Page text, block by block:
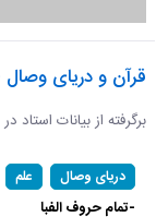
قرآن و دریای وصال
برگرفته از بیانات استاد
دریای وصال علم
-تمام حروف الفبا